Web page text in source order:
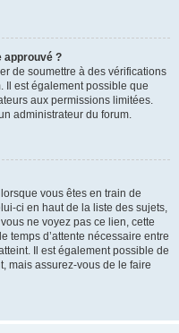
approuvé ?
de soumettre à des vérifications
Il est également possible que
aux permissions limitées.
administrateur du forum.
vous êtes en train de
ci en haut de la liste des sujets,
ne voyez pas ce lien, cette
temps d’attente nécessaire entre
Il est également possible de
mais assurez-vous de le faire